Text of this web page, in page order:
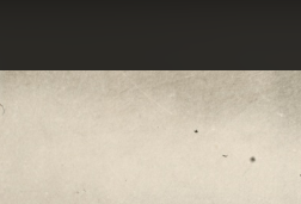
Villa Berg. A kép forrását kérjük így adja meg: Fortepan / Budapest Főváros Levéltára. Levéltári jelzet: HU.BFL.XV.19.d.1.22.011